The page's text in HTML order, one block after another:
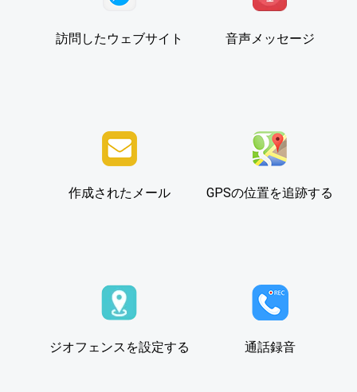
訪問したウェブサイト 音声メッセージ
作成されたメール GPSの位置を追跡する
ジオフェンスを設定する 通話録音